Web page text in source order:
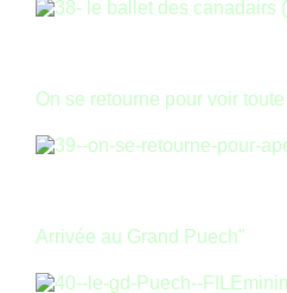
On se retourne pour voir
Arrivée au Grand Puech"